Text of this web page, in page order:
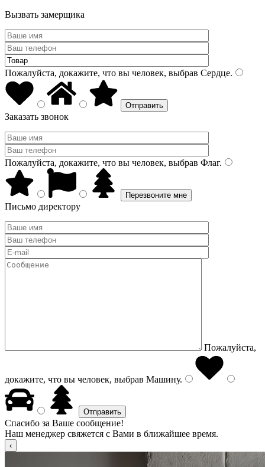
Вызвать замерщика
Пожалуйста, докажите, что вы человек, выбрав Сердце.
Заказать звонок
Пожалуйста, докажите, что вы человек, выбрав Флаг.
Письмо директору
Пожалуйста,
докажите, что вы человек, выбрав Машину.
Спасибо за Ваше сообщение!
Наш менеджер свяжется с Вами в ближайшее время.